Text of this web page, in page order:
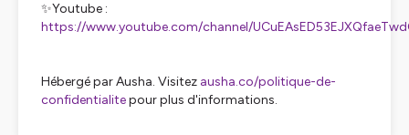
✨Youtube :
https://www.youtube.com/channel/
Hébergé par Ausha. Visitez ausha.co/politique-de-
confidentialitepour plus d'informations.